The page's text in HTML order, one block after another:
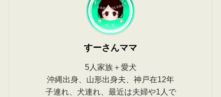
すーさんママ
5人家族＋愛犬
沖縄出身、山形出身夫、神戸在12年
子連れ、犬連れ、最近は夫婦や1人で